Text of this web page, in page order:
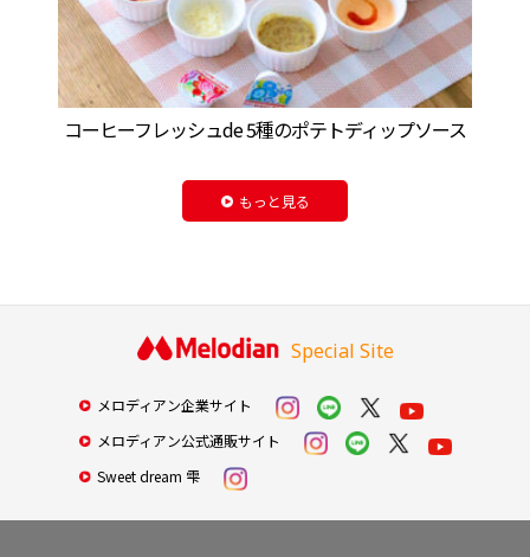
コーヒーフレッシュde 5種のポテトディップソース
もっと見る
Special Site
メロディアン企業サイト
メロディアン公式通販サイト
Sweet dream 雫